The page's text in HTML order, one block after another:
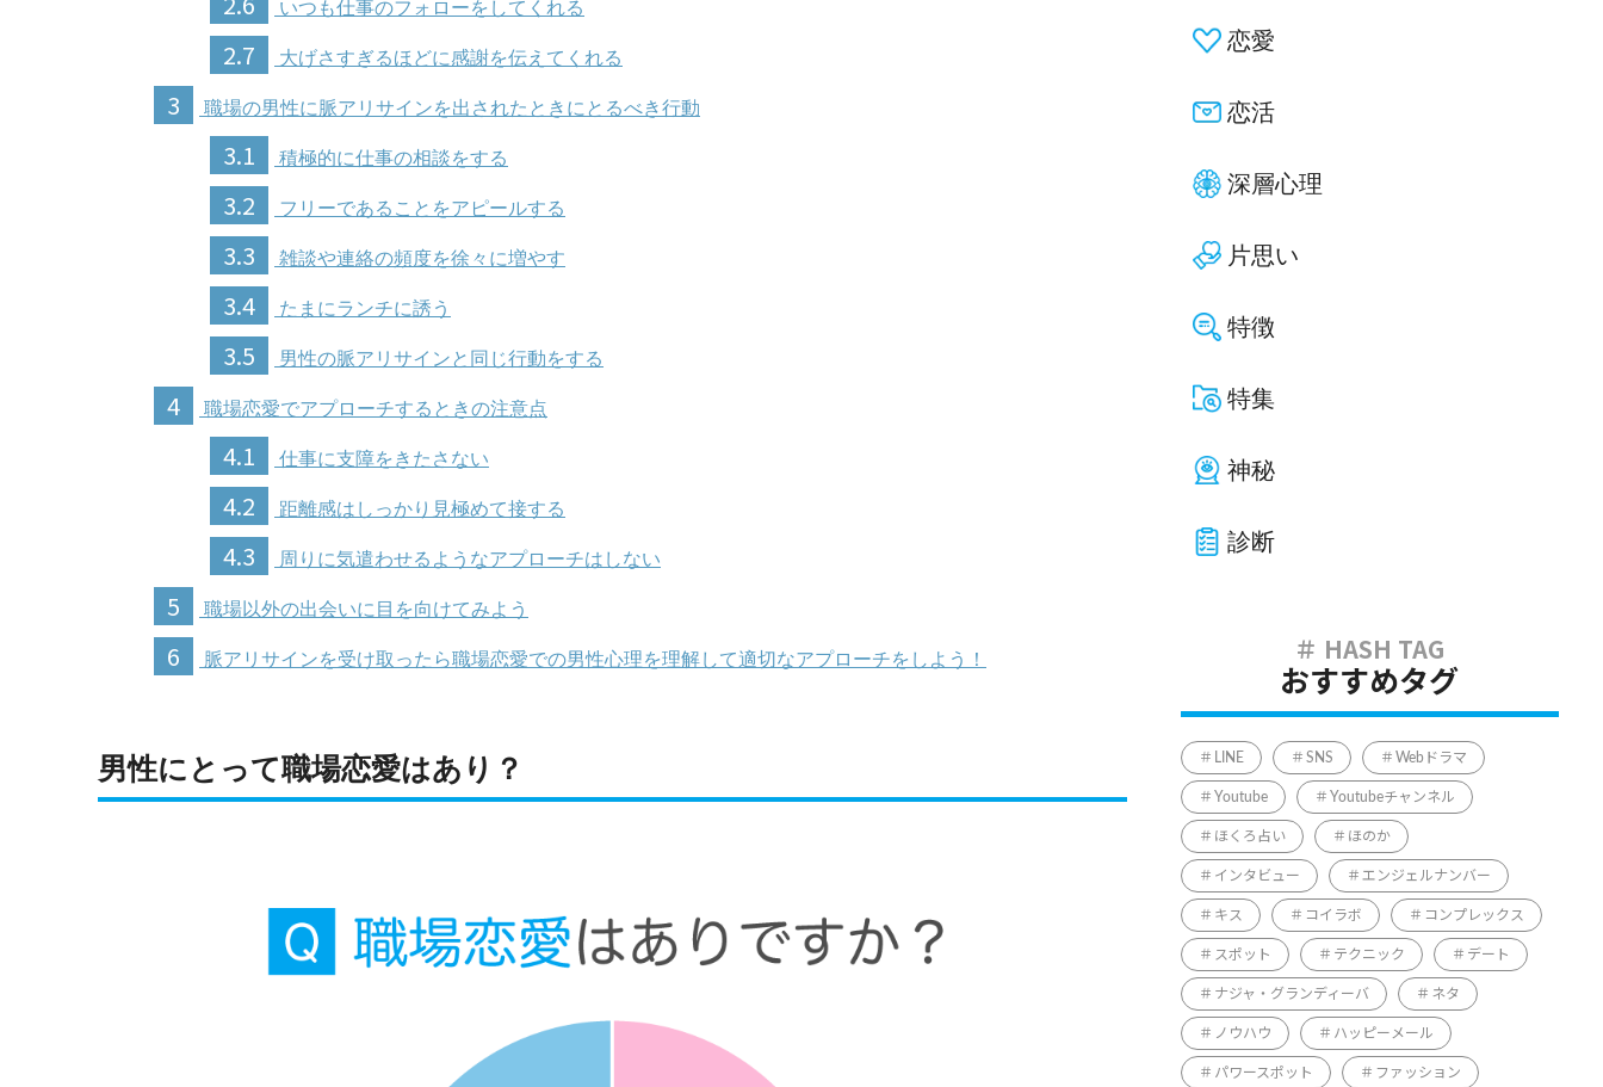
いつも仕事のフォローをしてくれる
2.7 大げさすぎるほどに感謝を伝えてくれる
3 職場の男性に脈アリサインを出されたときにとるべき行動
3.1 積極的に仕事の相談をする
3.2 フリーであることをアピールする
3.3 雑談や連絡の頻度を徐々に増やす
3.4 たまにランチに誘う
3.5 男性の脈アリサインと同じ行動をする
4 職場恋愛でアプローチするときの注意点
4.1 仕事に支障をきたさない
4.2 距離感はしっかり見極めて接する
4.3 周りに気遣わせるようなアプローチはしない
5 職場以外の出会いに目を向けてみよう
6 脈アリサインを受け取ったら職場恋愛での男性心理を理解して適切なアプローチをしよう！
男性にとって職場恋愛はあり？
恋愛
恋活
深層心理
片思い
特徴
特集
神秘
診断
おすすめタグ
LINE SNS Webドラマ
Youtube Youtubeチャンネル
ほくろ占い ほのか
インタビュー エンジェルナンバー
キス コイラボ コンプレックス
スポット テクニック デート
ナジャ・グランディーバ ネタ
ノウハウ ハッピーメール
パワースポット ファッション